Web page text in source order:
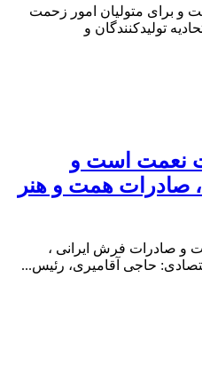
و برای متولیان امور زحمت
تولیدکنندگان و
نعمت است و
صادرات همت و هنر
و صادرات فرش ایرانی ،
حاجی آقامیری، رئیس...